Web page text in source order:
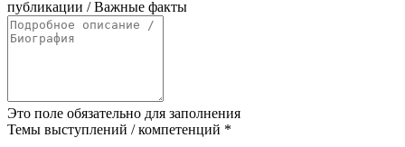
публикации / Важные факты
Это поле обязательно для заполнения
Темы выступлений / компетенций *